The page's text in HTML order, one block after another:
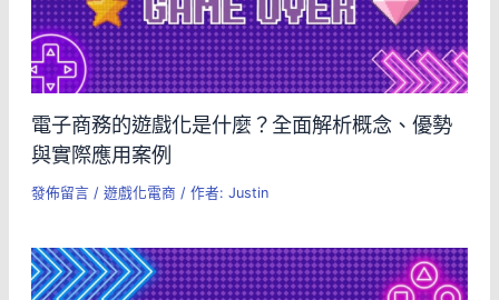
電子商務的遊戲化是什麼？全面解析概念、優勢
與實際應用案例
發佈留言 / 遊戲化電商 / 作者: Justin